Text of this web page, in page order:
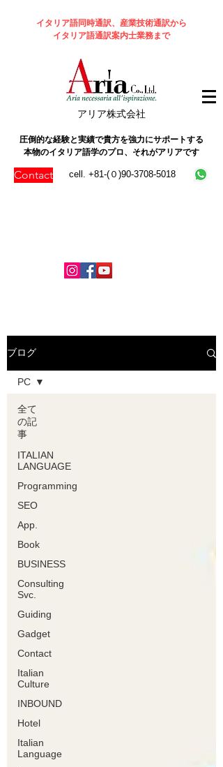
イタリア語同時通訳、産業技術通訳から
イタリア語通訳案内士業務まで
​アリア株式会社
圧倒的な経験と実績で貴方を強力にサポートする
本物のイタリア語学のプロ、それがアリアです
Contact cell. +81-(０)90-3708-5018
ブログ
全て
の記
事
ITALIAN
LANGUAGE
Programming
SEO
App.
Book
BUSINESS
Consulting
Svc.
Guiding
Gadget
Contact
Italian
Culture
INBOUND
Hotel
Italian
Language
PC